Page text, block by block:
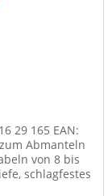
29 165 EAN:
zum Abmanteln
von 8 bis
schlagfestes